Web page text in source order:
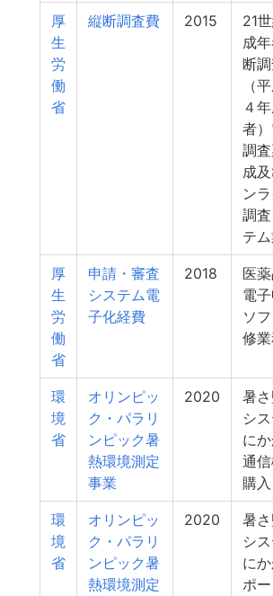
厚
生
労
働
省
縦断調査費 2015
21
成
断
（
４
者
調
成
ン
調
テ
厚
生
労
働
省
申請・審査
システム電
子化経費
2018
医
電
ソ
修
環
境
省
オリンピッ
ク・パラリ
ンピック暑
熱環境測定
事業
2020
暑
シ
に
通
購入
環
境
省
オリンピッ
ク・パラリ
ンピック暑
熱環境測定
2020
暑
シ
に
ポ